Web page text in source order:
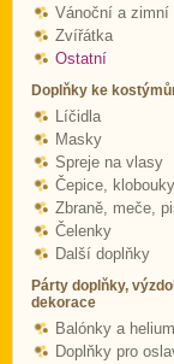
Vánoční a zimní
Zvířátka
Ostatní
Doplňky ke
Líčidla
Masky
Spreje na vlasy
Čepice,
Zbraně, meče,
Čelenky
Další doplňky
Párty doplňky,
dekorace
Balónky a helium
Doplňky pro